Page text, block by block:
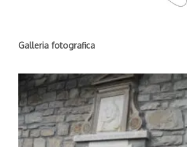
Galleria fotografica